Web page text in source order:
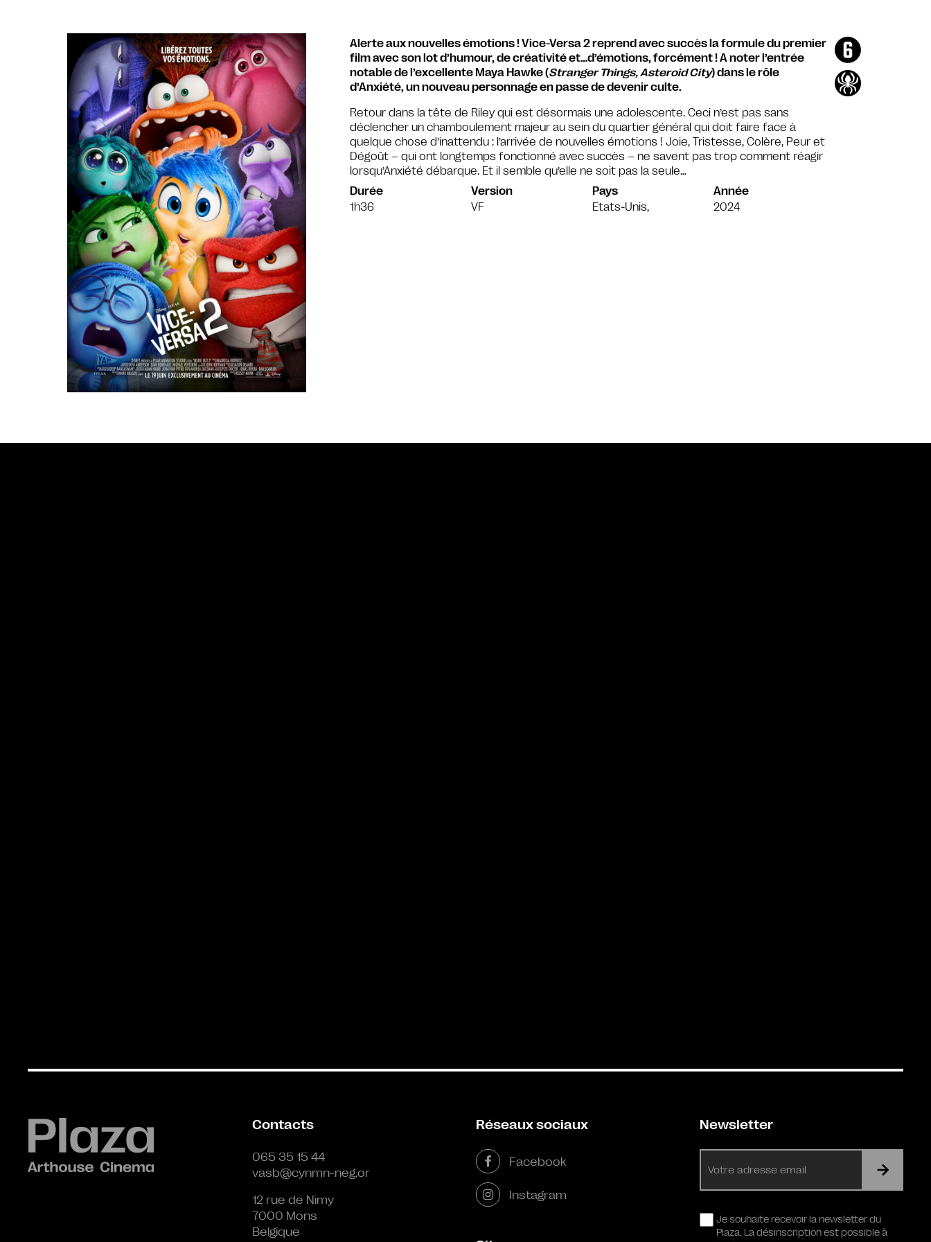
Alerte aux nouvelles émotions ! Vice-Versa 2 reprend avec succès la formule du premier
film avec son lot d’humour, de créativité et…d’émotions, forcément ! A noter l’entrée
notable de l’excellente Maya Hawke (Stranger Things, Asteroid City) dans le rôle
d’Anxiété, un nouveau personnage en passe de devenir culte.
Retour dans la tête de Riley qui est désormais une adolescente. Ceci n’est pas sans
déclencher un chamboulement majeur au sein du quartier général qui doit faire face à
quelque chose d’inattendu : l’arrivée de nouvelles émotions ! Joie, Tristesse, Colère, Peur et
Dégoût – qui ont longtemps fonctionné avec succès – ne savent pas trop comment réagir
lorsqu’Anxiété débarque. Et il semble qu’elle ne soit pas la seule…
Durée
1h36
Version
VF
Pays
Etats-Unis,
Année
2024
Contacts
065 35 15 44
vasb@cynmn-neg.or
12 rue de Nimy
7000 Mons
Belgique
Réseaux sociaux
Facebook
Instagram
Newsletter
mail
RGPDJe souhaite recevoir la newsletter du
Plaza. La désinscription est possible à